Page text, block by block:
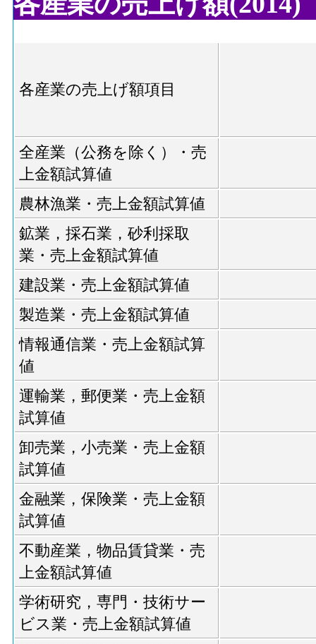
各産業の売上げ額項目
全産業（公務を除く）・売
上金額試算値
農林漁業・売上金額試算値
鉱業，採石業，砂利採取
業・売上金額試算値
建設業・売上金額試算値
製造業・売上金額試算値
情報通信業・売上金額試算
値
運輸業，郵便業・売上金額
試算値
卸売業，小売業・売上金額
試算値
金融業，保険業・売上金額
試算値
不動産業，物品賃貸業・売
上金額試算値
学術研究，専門・技術サー
ビス業・売上金額試算値